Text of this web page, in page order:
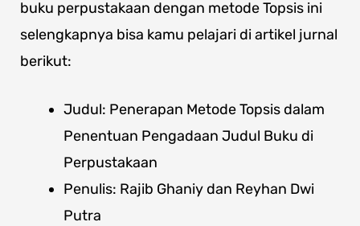
buku perpustakaan dengan metode Topsis ini
selengkapnya bisa kamu pelajari di artikel jurnal
berikut:
Judul: Penerapan Metode Topsis dalam
Penentuan Pengadaan Judul Buku di
Perpustakaan
Penulis: Rajib Ghaniy dan Reyhan Dwi
Putra